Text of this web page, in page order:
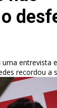
uma entrevista
recordou a